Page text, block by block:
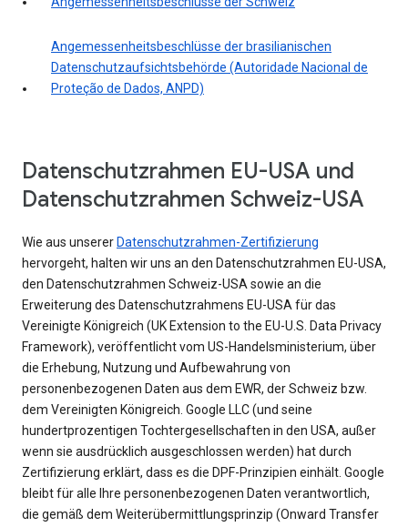
Angemessenheitsbeschlüsse der brasilianischen
Datenschutzaufsichtsbehörde (Autoridade Nacional de
Proteção de Dados, ANPD)
Datenschutzrahmen EU-USA und
Datenschutzrahmen Schweiz-USA
Wie aus unserer Datenschutzrahmen-Zertifizierung
hervorgeht, halten wir uns an den Datenschutzrahmen EU-USA,
den Datenschutzrahmen Schweiz-USA sowie an die
Erweiterung des Datenschutzrahmens EU-USA für das
Vereinigte Königreich (UK Extension to the EU-U.S. Data Privacy
Framework), veröffentlicht vom US-Handelsministerium, über
die Erhebung, Nutzung und Aufbewahrung von
personenbezogenen Daten aus dem EWR, der Schweiz bzw.
dem Vereinigten Königreich. Google LLC (und seine
hundertprozentigen Tochtergesellschaften in den USA, außer
wenn sie ausdrücklich ausgeschlossen werden) hat durch
Zertifizierung erklärt, dass es die DPF-Prinzipien einhält. Google
bleibt für alle Ihre personenbezogenen Daten verantwortlich,
die gemäß dem Weiterübermittlungsprinzip (Onward Transfer